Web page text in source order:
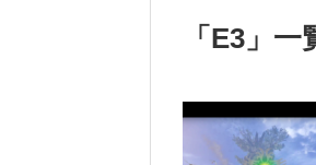
「 E3 」 一